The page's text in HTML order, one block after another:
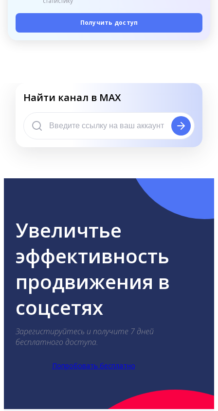
Получить доступ
Найти канал в MAX
Увеличтье
эффективность
продвижения в
соцсетях
Зарегистируйтесь и получите 7 дней
бесплатного доступа.
Попробовать бесплатно